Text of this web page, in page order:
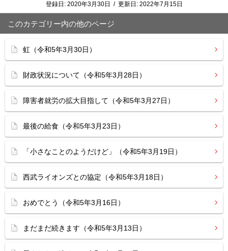
登録日: 2020年3月30日 / 更新日: 2022年7月15日
このカテゴリー内の他のページ
虹（令和5年3月30日）
財政状況について（令和5年3月28日）
障害者就労の拡大目指して（令和5年3月27日）
最後の給食（令和5年3月23日）
「小さなことのようだけど」（令和5年3月19日）
西武ライオンズとの協定（令和5年3月18日）
おめでとう（令和5年3月16日）
まだまだ続きます（令和5年3月13日）